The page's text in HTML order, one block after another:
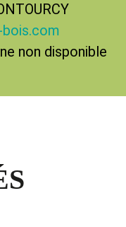
non disponible